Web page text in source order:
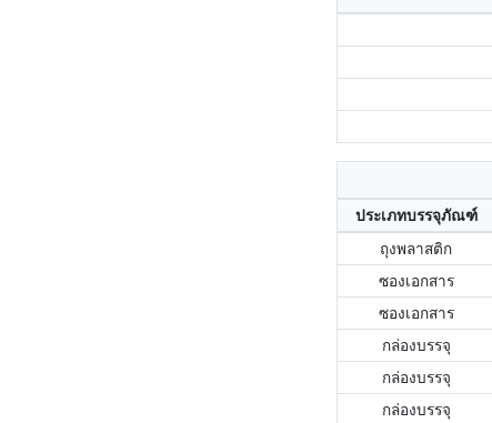
ประเภทบรรจุภัณฑ์
ถุงพลาสติก
ซองเอกสาร
ซองเอกสาร
กล่องบรรจุ
กล่องบรรจุ
กล่องบรรจุ